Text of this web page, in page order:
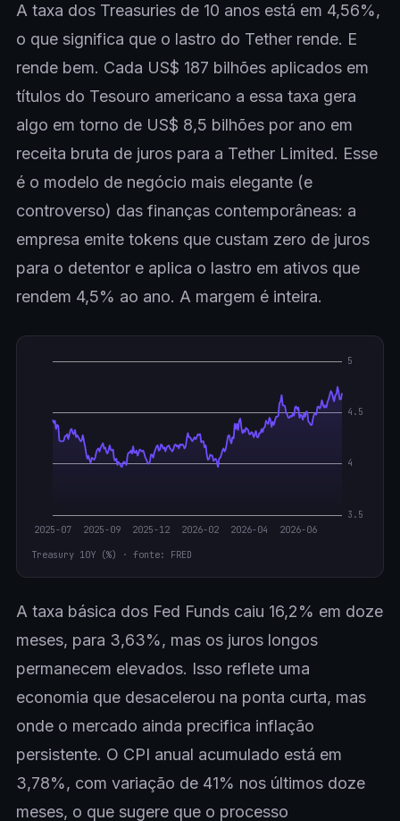
A taxa dos Treasuries de 10 anos está em 4,56%,
o que significa que o lastro do Tether rende. E
rende bem. Cada US$ 187 bilhões aplicados em
títulos do Tesouro americano a essa taxa gera
algo em torno de US$ 8,5 bilhões por ano em
receita bruta de juros para a Tether Limited. Esse
é o modelo de negócio mais elegante (e
controverso) das finanças contemporâneas: a
empresa emite tokens que custam zero de juros
para o detentor e aplica o lastro em ativos que
rendem 4,5% ao ano. A margem é inteira.
Treasury 10Y (%) · fonte: FRED
A taxa básica dos Fed Funds caiu 16,2% em doze
meses, para 3,63%, mas os juros longos
permanecem elevados. Isso reflete uma
economia que desacelerou na ponta curta, mas
onde o mercado ainda precifica inflação
persistente. O CPI anual acumulado está em
3,78%, com variação de 41% nos últimos doze
meses, o que sugere que o processo